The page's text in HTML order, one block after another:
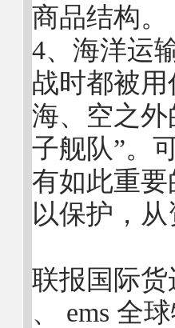
商品结构。
4、海洋运
战时都被
海、空之
子舰队”。
有如此重
以保护，
联报国际
、 ems 全